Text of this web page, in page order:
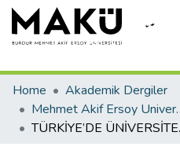
Home
Akademik Dergiler
Mehmet Akif
TÜRKİYE’DE